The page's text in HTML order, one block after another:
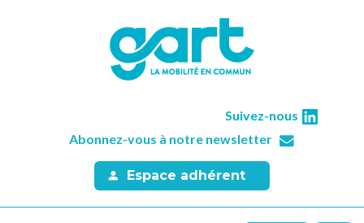
Suivez-nous
Abonnez-vous à notre newsletter
Espace adhérent